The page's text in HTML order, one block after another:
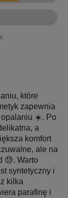
które
zapewnia
opalaniu ☀️. Po
a
komfort
ale na
😓. Warto
syntetyczny i
kilka
parafinę i